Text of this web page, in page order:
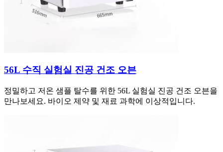
56L 수직 실험실 진공 건조 오븐
정밀하고 저온 샘플 탈수를 위한 56L 실험실 진공 건조 오븐을
만나보세요. 바이오 제약 및 재료 과학에 이상적입니다.